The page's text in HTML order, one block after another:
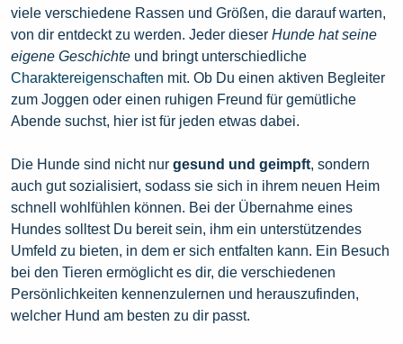
viele verschiedene Rassen und Größen, die darauf warten,
von dir entdeckt zu werden. Jeder dieser Hunde hat seine
eigene Geschichte und bringt unterschiedliche
Charaktereigenschaften mit. Ob Du einen aktiven Begleiter
zum Joggen oder einen ruhigen Freund für gemütliche
Abende suchst, hier ist für jeden etwas dabei.
Die Hunde sind nicht nur gesund und geimpft, sondern
auch gut sozialisiert, sodass sie sich in ihrem neuen Heim
schnell wohlfühlen können. Bei der Übernahme eines
Hundes solltest Du bereit sein, ihm ein unterstützendes
Umfeld zu bieten, in dem er sich entfalten kann. Ein Besuch
bei den Tieren ermöglicht es dir, die verschiedenen
Persönlichkeiten kennenzulernen und herauszufinden,
welcher Hund am besten zu dir passt.